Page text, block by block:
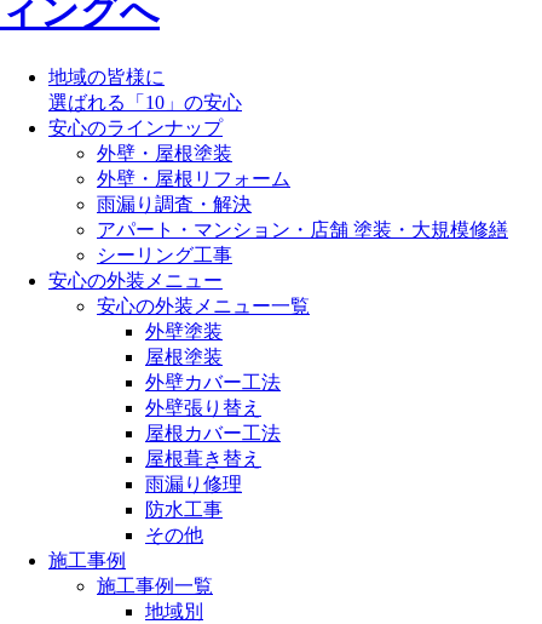
地域の皆様に
選ばれる「10」の安心
安心のラインナップ
外壁・屋根塗装
外壁・屋根リフォーム
雨漏り調査・解決
アパート・マンション・店舗 塗装・大規模修繕
シーリング工事
安心の外装メニュー
安心の外装メニュー一覧
外壁塗装
屋根塗装
外壁カバー工法
外壁張り替え
屋根カバー工法
屋根葺き替え
雨漏り修理
防水工事
その他
施工事例
施工事例一覧
地域別